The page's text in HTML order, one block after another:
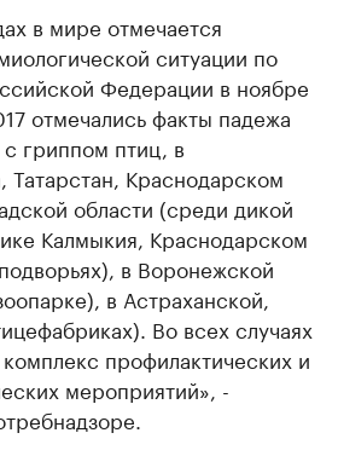
в мире отмечается
ситуации по
Федерации в ноябре
отмечались факты падежа
гриппом птиц, в
Татарстан, Краснодарском
области (среди дикой
Калмыкия, Краснодарском
в Воронежской
в Астраханской,
Во всех случаях
профилактических и
мероприятий», -